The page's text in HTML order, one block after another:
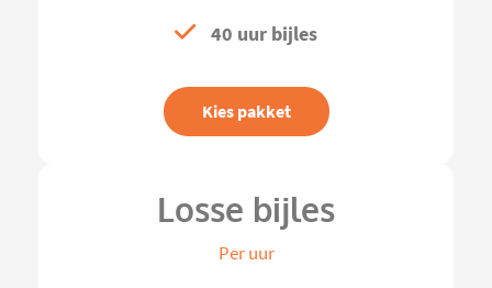
40 uur bijles
Kies pakket
Losse bijles
Per uur